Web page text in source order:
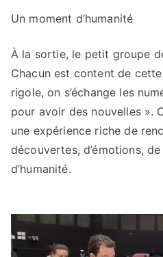
Un moment d’humanité
À la sortie, le petit groupe
Chacun est content de
rigole, on s’échange les
pour avoir des nouvelles ».
une expérience riche de
découvertes, d’émotions,
d’humanité.